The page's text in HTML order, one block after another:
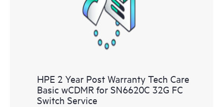
HPE 2 Year Post Warranty Tech Care
Basic wCDMR for SN6620C 32G FC
Switch Service